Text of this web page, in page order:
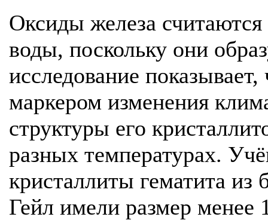
Оксиды железа
воды, поскольку они
исследование
маркером изменения
структуры его
разных температурах.
кристаллиты гематита из
Гейл имели размер менее